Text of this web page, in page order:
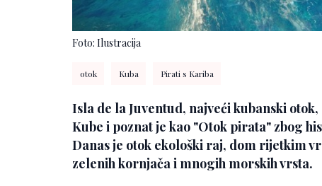
Foto: Ilustracija
otok Kuba Pirati s Kariba
Isla de la Juventud, najveći kubanski
Kube i poznat je kao "Otok pirata" zbog
Danas je otok ekološki raj, dom rijetkim
zelenih kornjača i mnogih morskih vrsta.